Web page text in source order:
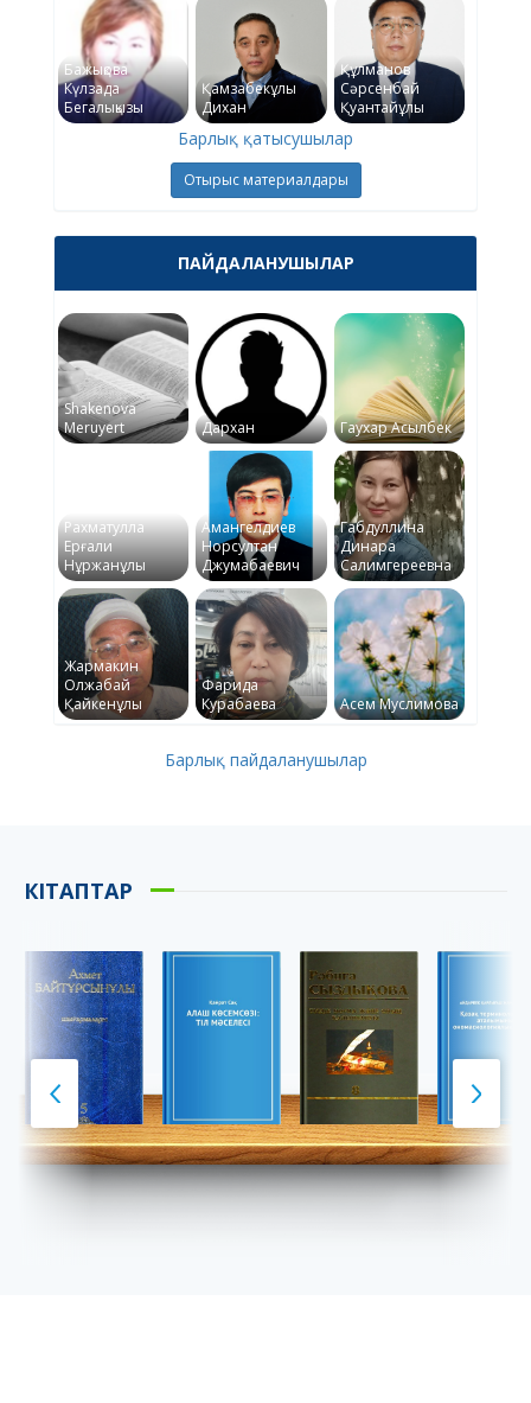
Бажықова
Күлзада
Бегалықызы
Қамзабекұлы
Дихан
Құлманов
Сәрсенбай
Қуантайұлы
Барлық қатысушылар
Отырыс материалдары
ПАЙДАЛАНУШЫЛАР
Shakenova
Meruyert
Дархан Гаухар Асылбек
Рахматулла
Ерғали
Нұржанұлы
Амангелдиев
Норсултан
Джумабаевич
Габдуллина
Динара
Салимгереевна
Жармакин
Олжабай
Қайкенұлы
Фарида
Курабаева
Асем Муслимова
Барлық пайдаланушылар
КІТАПТАР